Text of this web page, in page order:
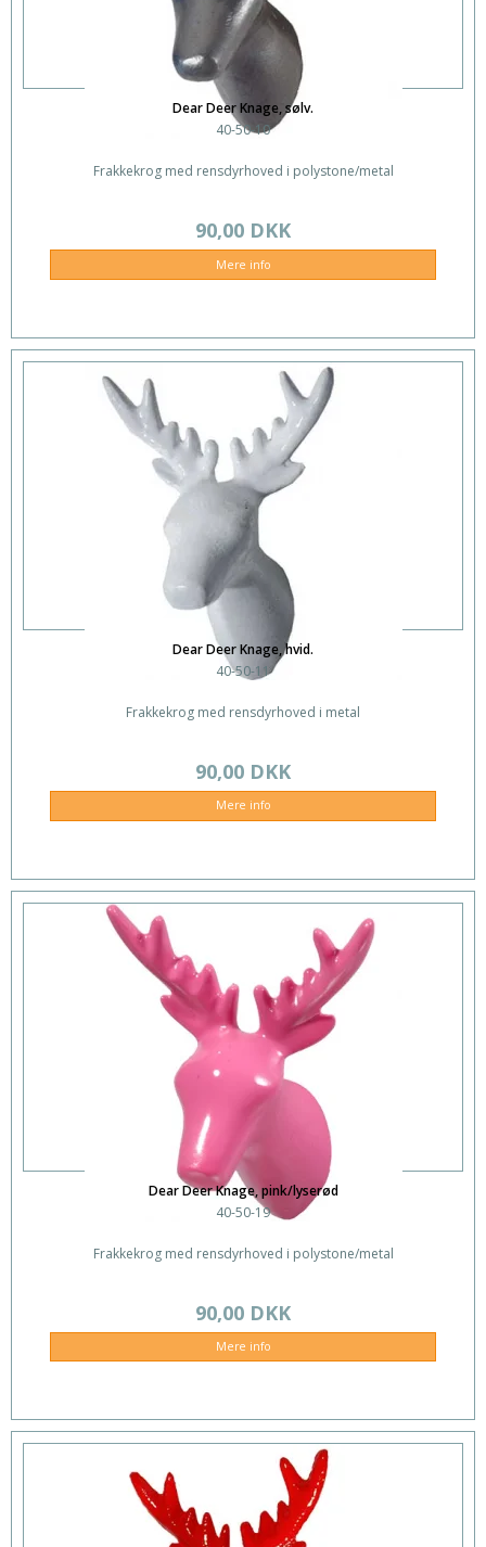
Dear Deer Knage, sølv.
40-50-10
Frakkekrog med rensdyrhoved i polystone/metal
90,00 DKK
Mere info
Dear Deer Knage, hvid.
40-50-11
Frakkekrog med rensdyrhoved i metal
90,00 DKK
Mere info
Dear Deer Knage, pink/lyserød
40-50-19
Frakkekrog med rensdyrhoved i polystone/metal
90,00 DKK
Mere info